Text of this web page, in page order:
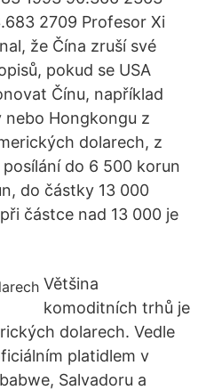
2709 Profesor Xi
že Čína zruší své
pokud se USA
Čínu, například
Hongkongu z
dolarech, z
do 6 500 korun
do částky 13 000
částce nad 13 000 je
Většina
komoditních trhů je
dolarech. Vedle
platidlem v
Salvadoru a